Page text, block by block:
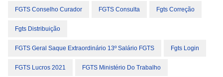
FGTS Conselho Curador FGTS Consulta Fgts Correção
Fgts Distribuição
FGTS Geral Saque Extraordinário 13º Salário FGTS Fgts Login
FGTS Lucros 2021 FGTS Ministério Do Trabalho